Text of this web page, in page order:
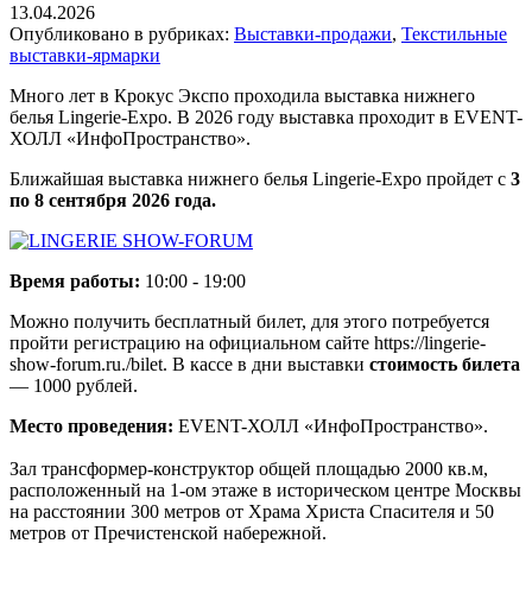
13.04.2026
Опубликовано в рубриках: Выставки-продажи, Текстильные
выставки-ярмарки
Много лет в Крокус Экспо проходила выставка нижнего
белья Lingerie-Expo. В 2026 году выставка проходит в EVENT-
ХОЛЛ «ИнфоПространство».
Ближайшая выставка нижнего белья Lingerie-Expo пройдет с 3
по 8 сентября 2026 года.
Время работы: 10:00 - 19:00
Можно получить бесплатный билет, для этого потребуется
пройти регистрацию на официальном сайте https://lingerie-
show-forum.ru./bilet. В кассе в дни выставки стоимость билета
— 1000 рублей.
Место проведения: EVENT-ХОЛЛ «ИнфоПространство».
Зал трансформер-конструктор общей площадью 2000 кв.м,
расположенный на 1-ом этаже в историческом центре Москвы
на расстоянии 300 метров от Храма Христа Спасителя и 50
метров от Пречистенской набережной.